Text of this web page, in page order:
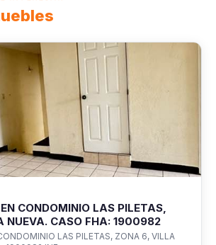
CONDOMINIO LAS PILETAS,
NUEVA. CASO FHA: 1900982
LAS PILETAS, ZONA 6, VILLA